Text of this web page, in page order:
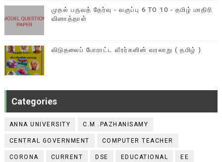
முதல் பருவத் தேர்வு - வகுப்பு 6 TO 10 - தமிழ் மாதிரி
வினாத்தாள்
விடுதலைப் போராட்ட வீரர்களின் வரலாறு ( தமிழ் )
Categories
ANNA UNIVERSITY C.M .PAZHANISAMY
CENTRAL GOVERNMENT COMPUTER TEACHER
CORONA CURRENT DSE EDUCATIONAL EE